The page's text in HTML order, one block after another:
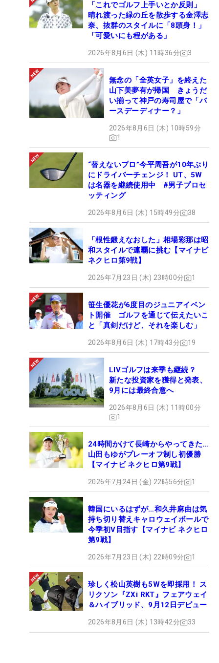
「これでゴルフ上手いとか反則」
晴れ渡った緑の丘を散歩する金澤志
奈、抜群のスタイルに「8頭身！」
「可愛いにも程がある」
2026年8月6日 (木) 11時36分 3
無念の「全英女子」を終えた
山下美夢有が帰国 きょうだ
い揃って神戸の寿司屋で「バ
ースデーディナー？」
2026年8月6日 (木) 10時59分
1
“替えないプロ”今平周吾が10年ぶり
にドライバーチェンジ！ UT、5W
は名器を継続使用中 #男子プロセ
ッティング
2026年8月6日 (木) 15時49分 38
「根性鍛えなおした」相場彩那は昭
和スタイルで連覇に挑む【マイナビ
ネクヒロ第9戦】
2026年7月23日 (木) 23時00分 1
笹生優花が6度目のジュニアイベン
ト開催 ゴルフを通じて伝えたいこ
と「真剣だけど、それを楽しむ」
2026年8月6日 (木) 17時43分 19
LIVゴルフは来季も継続？
新たな投資家を獲得と発表、
9月には最終合意へ
2026年8月6日 (木) 11時00分
1
24時間かけて長崎からやってきた…
山田もゆがプレーオフ制し初優勝
【マイナビ ネクヒロ第9戦】
2026年7月24日 (金) 22時56分 1
韓国にいるはずが…和久井麻由は気
持ち切り替えキャロウェイボールで
今季初V目指す【マイナビ ネクヒロ
第9戦】
2026年7月23日 (木) 22時09分 1
珍しく松山英樹も5Wを即採用！ ス
リクソン『ZXi RKT』フェアウェイ
＆ハイブリッド、9月12日デビュー
2026年8月6日 (木) 13時42分 33